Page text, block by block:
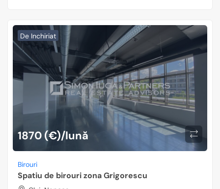
De Inchiriat
1870 (€)/lună
Birouri
Spatiu de birouri zona Grigorescu